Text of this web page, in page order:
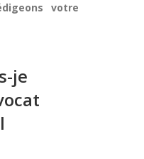
votre
je